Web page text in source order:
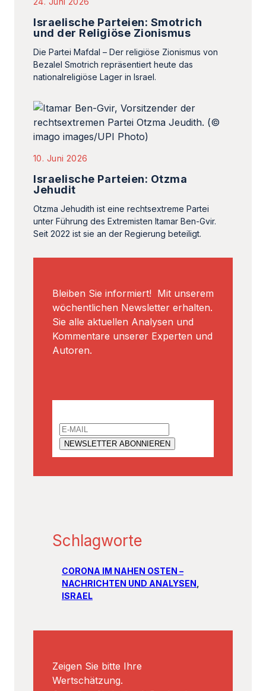
Israelische Parteien: Smotrich
und der Religiöse Zionismus
Die Partei Mafdal – Der religiöse Zionismus von
Bezalel Smotrich repräsentiert heute das
nationalreligiöse Lager in Israel.
10. Juni 2026
Israelische Parteien: Otzma
Jehudit
Otzma Jehudith ist eine rechtsextreme Partei
unter Führung des Extremisten Itamar Ben-Gvir.
Seit 2022 ist sie an der Regierung beteiligt.
Bleiben Sie informiert! Mit unserem
wöchentlichen Newsletter erhalten.
Sie alle aktuellen Analysen und
Kommentare unserer Experten und
Autoren.
Schlagworte
CORONA IM NAHEN OSTEN –
NACHRICHTEN UND ANALYSEN
ISRAEL
Zeigen Sie bitte Ihre
Wertschätzung.